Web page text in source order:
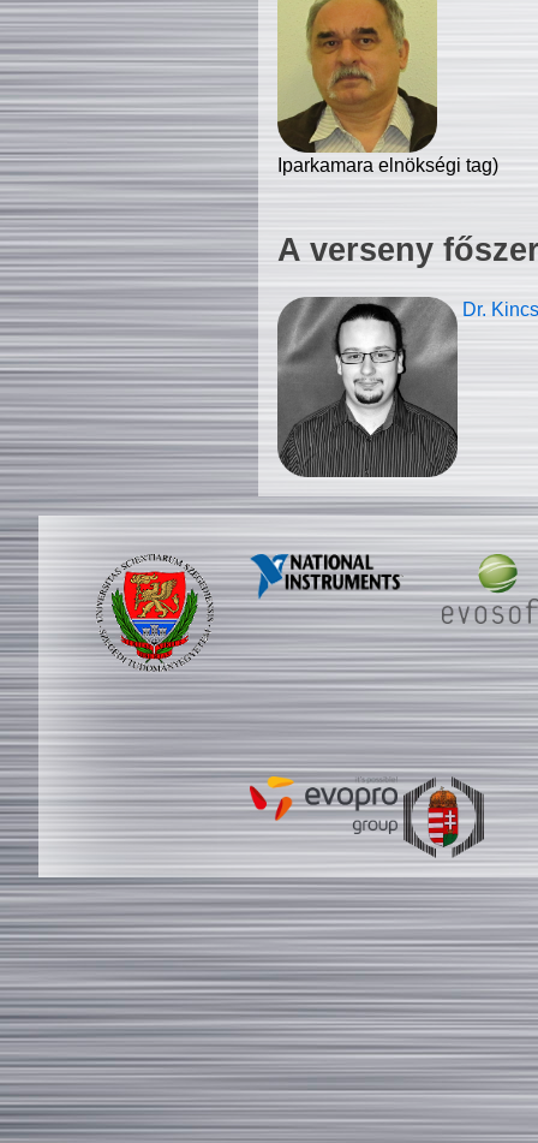
Iparkamara elnökségi tag)
A verseny
Dr.